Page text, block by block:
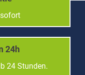
24h
24 Stunden.